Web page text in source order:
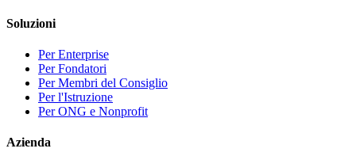
Soluzioni
Per Enterprise
Per Fondatori
Per Membri del Consiglio
Per l'Istruzione
Per ONG e Nonprofit
Azienda